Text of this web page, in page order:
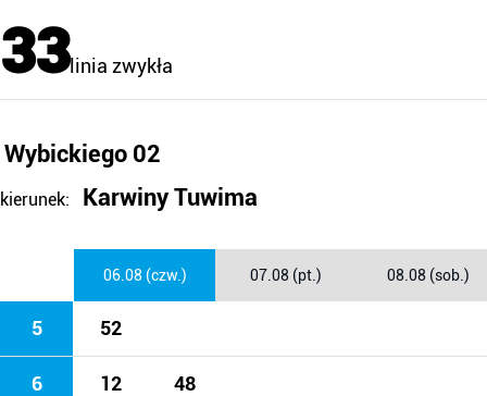
33linia zwykła
Wybickiego 02
kierunek: Karwiny Tuwima
06.08 (czw.) 07.08 (pt.) 08.08 (sob.)
5 52
6 12 48